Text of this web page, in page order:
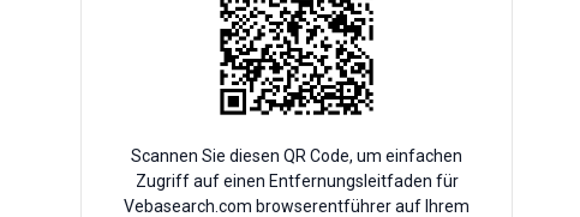
Scannen Sie diesen QR Code, um einfachen
Zugriff auf einen Entfernungsleitfaden für
Vebasearch.com browserentführer auf Ihrem